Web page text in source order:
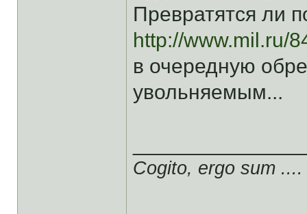
Превратятся ли
http://www.mil.ru/
в очередную
увольняемым...
Cogito, ergo sum ....